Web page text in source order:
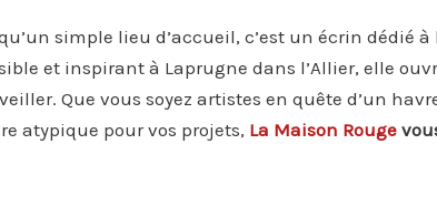
simple lieu d’accueil, c’est un écrin dédié
et inspirant à Laprugne dans l’Allier, elle
Que vous soyez artistes en quête d’un
atypique pour vos projets, La Maison Rouge